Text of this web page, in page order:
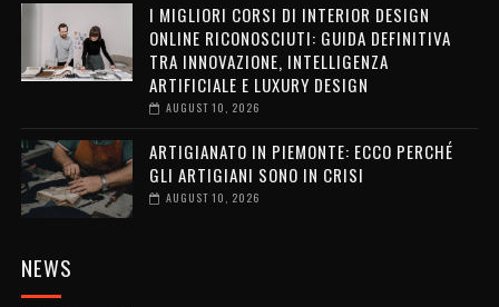
I MIGLIORI CORSI DI INTERIOR DESIGN
ONLINE RICONOSCIUTI: GUIDA DEFINITIVA
TRA INNOVAZIONE, INTELLIGENZA
ARTIFICIALE E LUXURY DESIGN
AUGUST 10, 2026
ARTIGIANATO IN PIEMONTE: ECCO PERCHÉ
GLI ARTIGIANI SONO IN CRISI
AUGUST 10, 2026
NEWS